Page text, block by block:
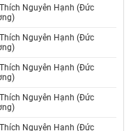
Nguyên Hạnh (Đức
Nguyên Hạnh (Đức
Nguyên Hạnh (Đức
Nguyên Hạnh (Đức
Nguyên Hạnh (Đức